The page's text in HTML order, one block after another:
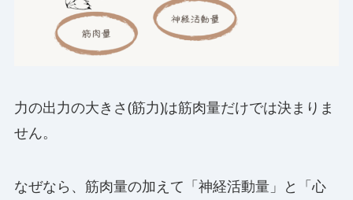
力の出力の大きさ(筋力)は筋肉量だけでは決まりま
せん。
なぜなら、筋肉量の加えて「神経活動量」と「心